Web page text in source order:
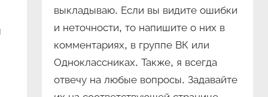
выкладываю. Если вы видите ошибки
и неточности, то напишите о них в
комментариях, в группе ВК или
Одноклассниках. Также, я всегда
отвечу на любые вопросы. Задавайте